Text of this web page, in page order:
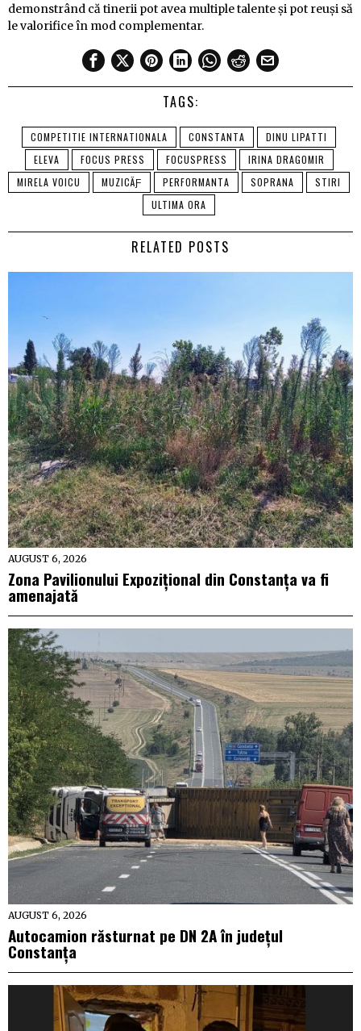
demonstrând că tinerii pot avea multiple talente și pot reuși să
le valorifice în mod complementar.
TAGS:
COMPETITIE INTERNATIONALA CONSTANTA
DINU LIPATTI
ELEVA
FOCUS PRESS FOCUSPRESS
IRINA DRAGOMIR
MIRELA VOICU
MUZICÄƑ PERFORMANTA SOPRANA
STIRI
ULTIMA ORA
RELATED POSTS
AUGUST 6, 2026
Zona Pavilionului Expozițional din Constanța va fi
amenajată
AUGUST 6, 2026
Autocamion răsturnat pe DN 2A în județul
Constanța